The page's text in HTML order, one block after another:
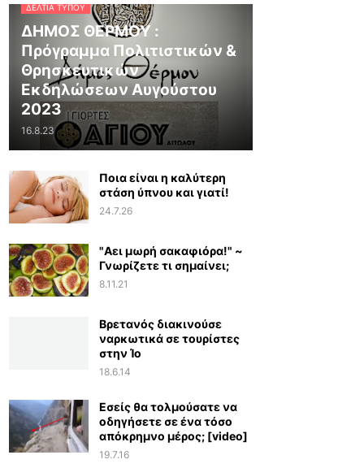
ΔΕΛΤΊΑ ΤΎΠΟΥ
ΔΗΜΟΣ ΘΕΡΜΟΥ :
Πρόγραμμα Πολιτιστικών &
Θρησκευτικών
Εκδηλώσεων Αυγούστου
2023
16.8.23
Ποια είναι η καλύτερη
στάση ύπνου και γιατί!
24.7.26
"Αει μωρή σακαφιόρα!" ~
Γνωρίζετε τι σημαίνει;
8.11.21
Βρετανός διακινούσε
ναρκωτικά σε τουρίστες
στην Ίο
18.6.14
Εσείς θα τολμούσατε να
οδηγήσετε σε ένα τόσο
απόκρημνο μέρος; [video]
19.7.16